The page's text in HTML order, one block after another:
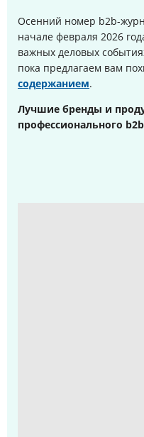
Осенний номер b2b-
начале февраля 2026
важных деловых
пока предлагаем вам
содержанием.
Лучшие бренды и
профессионального